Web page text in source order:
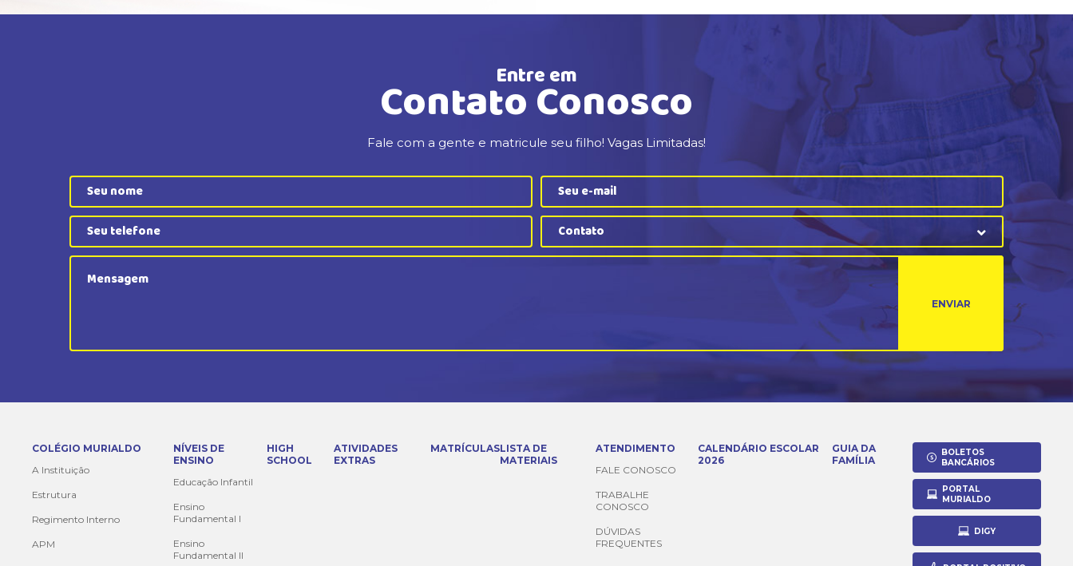
Entre em
Contato Conosco
Fale com a gente e matricule seu filho! Vagas Limitadas!
Contato
ENVIAR
COLÉGIO MURIALDO
A Instituição
Estrutura
Regimento Interno
APM
NÍVEIS DE
ENSINO
Educação Infantil
Ensino
Fundamental I
Ensino
Fundamental II
HIGH
SCHOOL
ATIVIDADES
EXTRAS
MATRÍCULASLISTA DE
MATERIAIS
ATENDIMENTO
FALE CONOSCO
TRABALHE
CONOSCO
DÚVIDAS
FREQUENTES
CALENDÁRIO ESCOLAR
2026
GUIA DA
FAMÍLIA
BOLETOS
BANCÁRIOS
PORTAL
MURIALDO
DIGY